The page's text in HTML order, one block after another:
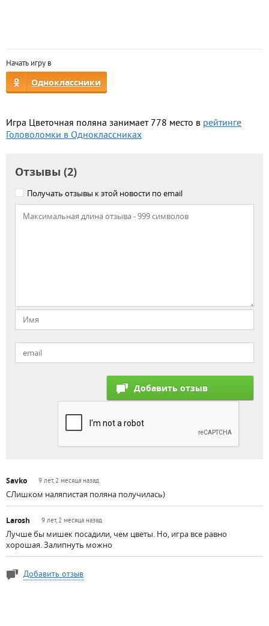
Начать игру в
Одноклассники
Игра Цветочная поляна занимает 778 место в рейтинге
Головоломки в Одноклассниках
Отзывы (2)
Получать отзывы к этой новости по email
Savko 9 лет, 2 месяца назад
CЛишком наляпистая поляна получилась)
Larosh 9 лет, 2 месяца назад
Лучше бы мишек посадили, чем цветы. Но, игра все равно
хорошая. Залипнуть можно
Добавить отзыв